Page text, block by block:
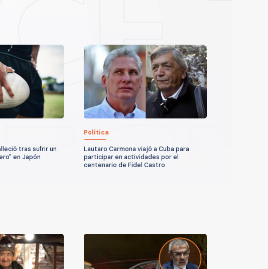
tras sufrir un
en Japón
Política
Lautaro Carmona viajó a Cuba para
participar en actividades por el
centenario de Fidel Castro